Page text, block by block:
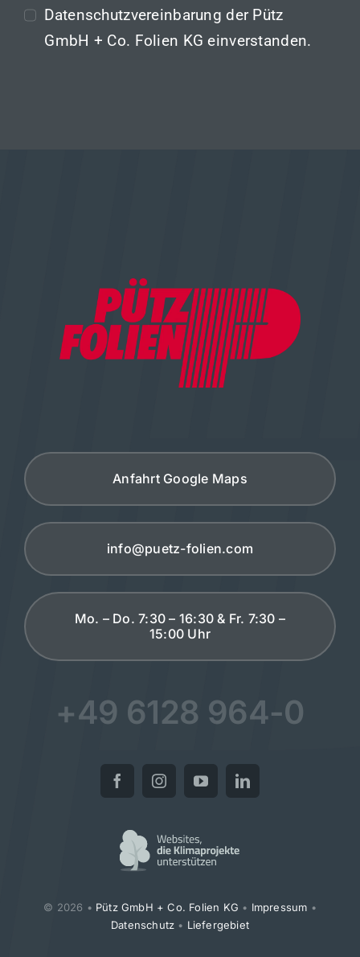
Datenschutzvereinbarung der Pütz
GmbH + Co. Folien KG einverstanden.
Anfahrt Google Maps
info@puetz-folien.com
Mo. – Do. 7:30 – 16:30 & Fr. 7:30 –
15:00 Uhr
+49 6128 964-0
© 2026 • Pütz GmbH + Co. Folien KG • Impressum •
Datenschutz • Liefergebiet